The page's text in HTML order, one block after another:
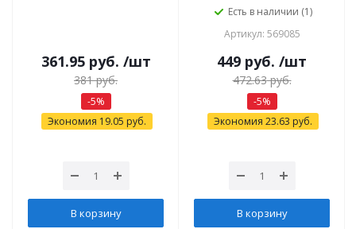
361.95руб. /шт
381руб.
-5%
Экономия 19.05 руб.
В корзину
Есть в наличии (1)
Артикул: 569085
449 руб. /шт
472.63руб.
-5%
Экономия 23.63 руб.
В корзину